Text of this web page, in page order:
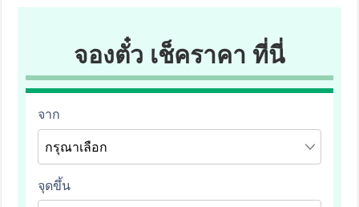
จองตั๋ว เช็คราคา ที่นี่